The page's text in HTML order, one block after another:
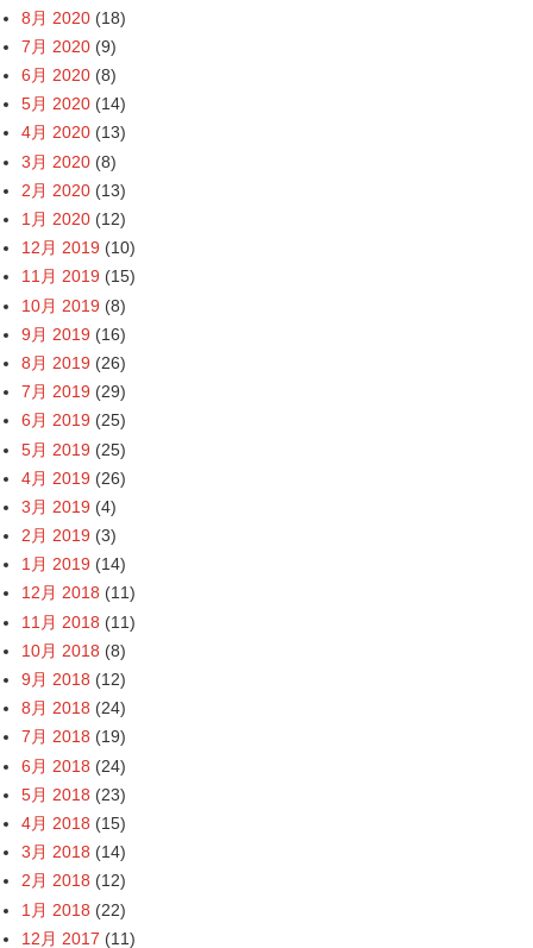
8月 2020 (18)
7月 2020 (9)
6月 2020 (8)
5月 2020 (14)
4月 2020 (13)
3月 2020 (8)
2月 2020 (13)
1月 2020 (12)
12月 2019 (10)
11月 2019 (15)
10月 2019 (8)
9月 2019 (16)
8月 2019 (26)
7月 2019 (29)
6月 2019 (25)
5月 2019 (25)
4月 2019 (26)
3月 2019 (4)
2月 2019 (3)
1月 2019 (14)
12月 2018 (11)
11月 2018 (11)
10月 2018 (8)
9月 2018 (12)
8月 2018 (24)
7月 2018 (19)
6月 2018 (24)
5月 2018 (23)
4月 2018 (15)
3月 2018 (14)
2月 2018 (12)
1月 2018 (22)
12月 2017 (11)